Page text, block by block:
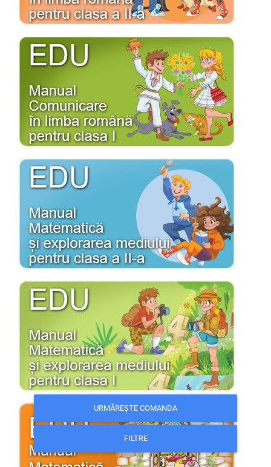
URMĂREȘTE COMANDA
FILTRE